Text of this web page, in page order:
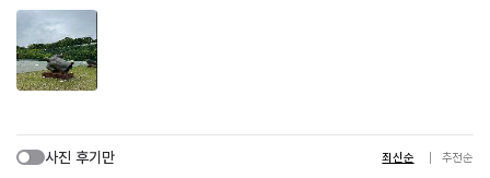
사진 후기만 최신순 추천순